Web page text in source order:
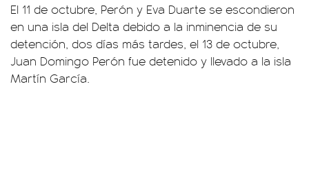
El 11 de octubre, Perón y Eva Duarte se escondieron
en una isla del Delta debido a la inminencia de su
detención, dos días más tardes, el 13 de octubre,
Juan Domingo Perón fue detenido y llevado a la isla
Martín García.